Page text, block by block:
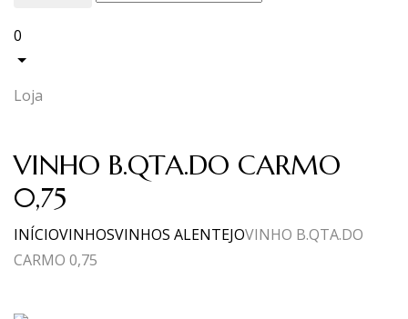
0
Loja
VINHO B.QTA.DO CARMO
0,75
INÍCIOVINHOSVINHOS ALENTEJOVINHO B.QTA.DO
CARMO 0,75